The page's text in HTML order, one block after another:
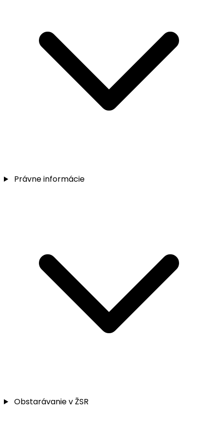
Právne informácie
Obstarávanie v ŽSR